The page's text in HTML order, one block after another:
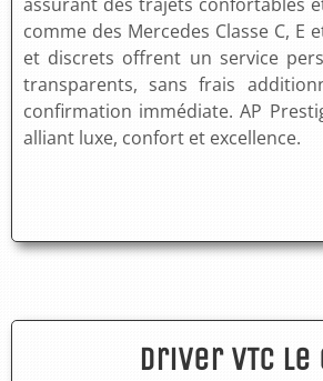
comme des Mercedes Classe C,
et discrets offrent un service
transparents, sans frais
confirmation immédiate. AP
alliant luxe, confort et excellence.
Driver VTC